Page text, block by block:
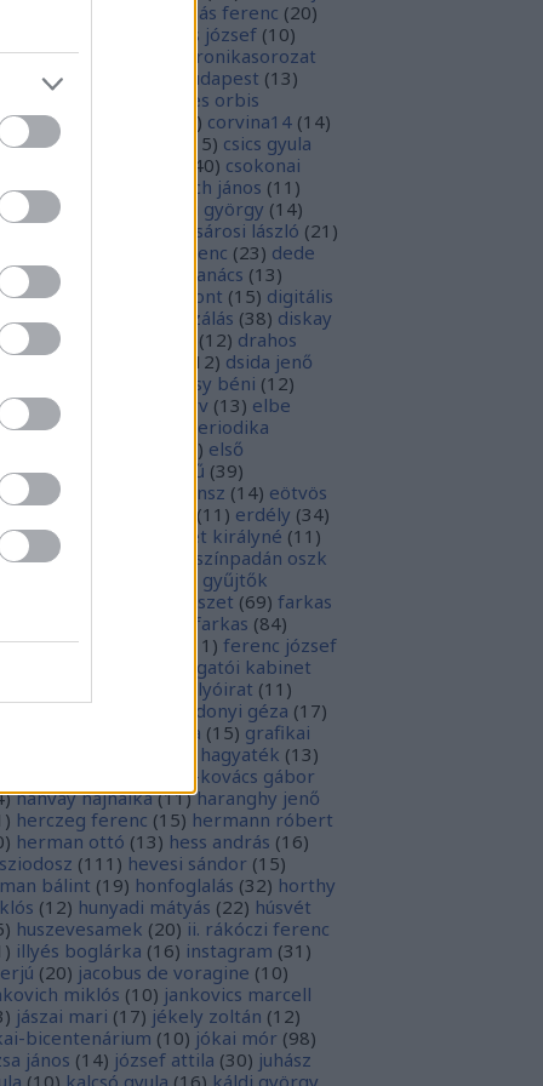
bordás ferenc (20)
borsos józsef (10)
sándor
Budaikronikasorozat
budai krónika budapest (13)
civitates orbis
) corvina14 (14)
(24 15) csics gyula
40) csokonai
mihály
damjanich jános (11 )
szabolcs
danku györgy (14)
alighieri
deák-sárosi lászló (21 )
deák ferenc (23) dede
diaszpóra tanács (13)
bölcsészeti központ (15) digitális
digitalizálás (38) diskay
) (12) drahos
(20 12) dsida jenő
egressy béni (12)
gábor
ekönyv (13) elbe
(70
elektronikus periodika
) első
emlékmű (39)
ensz (14) eötvös
(11 ) erdély (34)
ferenc
erzsébet királyné (11 )
unió
európa színpadán oszk
ex libris gyűjtők
fametszet (69) farkas
farkas gábor farkas (84)
sári (11 11 ) ferenc józsef
főigazgatói kabinet
folyóirat (11 )
ferenc
gárdonyi géza (17)
grafika (15) grafikai
hagyaték (13)
hamvai-kovács gábor
) hanvay hajnalka (11) haranghy jenő
) herczeg ferenc (15) hermann róbert
) herman ottó (13) hess andrás (16)
(111 ) hevesi sándor (15)
bálint (19) honfoglalás (32) horthy
(12) hunyadi mátyás (22) húsvét
) huszevesamek (20) ii. rákóczi ferenc
) illyés boglárka (16) instagram (31 )
(20) jacobus de voragine (10)
miklós (10) jankovics marcell
) jászai mari (17) jékely zoltán (12)
bicentenárium (10) jókai mór (98)
jános (14) józsef attila (30) juhász
(10) kalcsó gyula (16) káldi györgy